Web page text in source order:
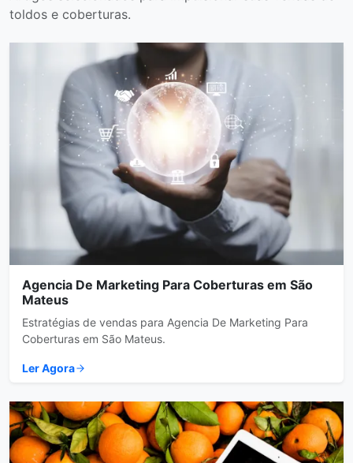
toldos e coberturas.
Agencia De Marketing Para Coberturas em São
Mateus
Estratégias de vendas para Agencia De Marketing Para
Coberturas em São Mateus.
Ler Agora